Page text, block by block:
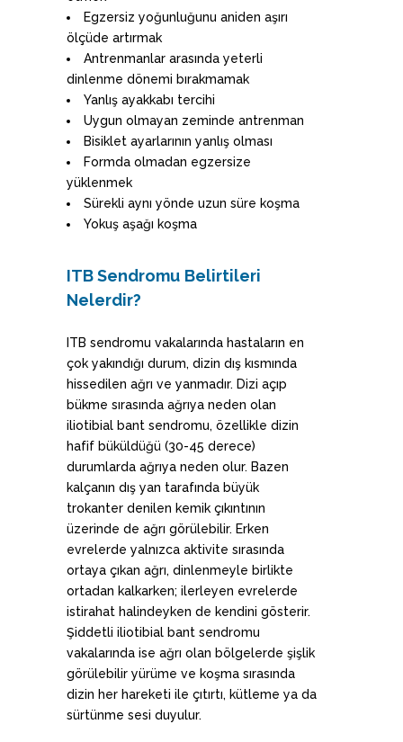
Egzersiz yoğunluğunu aniden aşırı
ölçüde artırmak
Antrenmanlar arasında yeterli
dinlenme dönemi bırakmamak
Yanlış ayakkabı tercihi
Uygun olmayan zeminde antrenman
Bisiklet ayarlarının yanlış olması
Formda olmadan egzersize
yüklenmek
Sürekli aynı yönde uzun süre koşma
Yokuş aşağı koşma
ITB Sendromu Belirtileri
Nelerdir?
ITB sendromu vakalarında hastaların en
çok yakındığı durum, dizin dış kısmında
hissedilen ağrı ve yanmadır. Dizi açıp
bükme sırasında ağrıya neden olan
iliotibial bant sendromu, özellikle dizin
hafif büküldüğü (30-45 derece)
durumlarda ağrıya neden olur. Bazen
kalçanın dış yan tarafında büyük
trokanter denilen kemik çıkıntının
üzerinde de ağrı görülebilir. Erken
evrelerde yalnızca aktivite sırasında
ortaya çıkan ağrı, dinlenmeyle birlikte
ortadan kalkarken; ilerleyen evrelerde
istirahat halindeyken de kendini gösterir.
Şiddetli iliotibial bant sendromu
vakalarında ise ağrı olan bölgelerde şişlik
görülebilir yürüme ve koşma sırasında
dizin her hareketi ile çıtırtı, kütleme ya da
sürtünme sesi duyulur.